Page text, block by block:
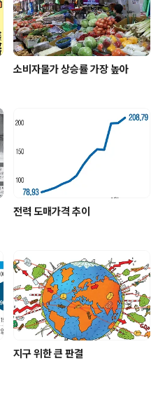
소비자물가 상승률 가장 높아
전력 도매가격 추이
지구 위한 큰 판결